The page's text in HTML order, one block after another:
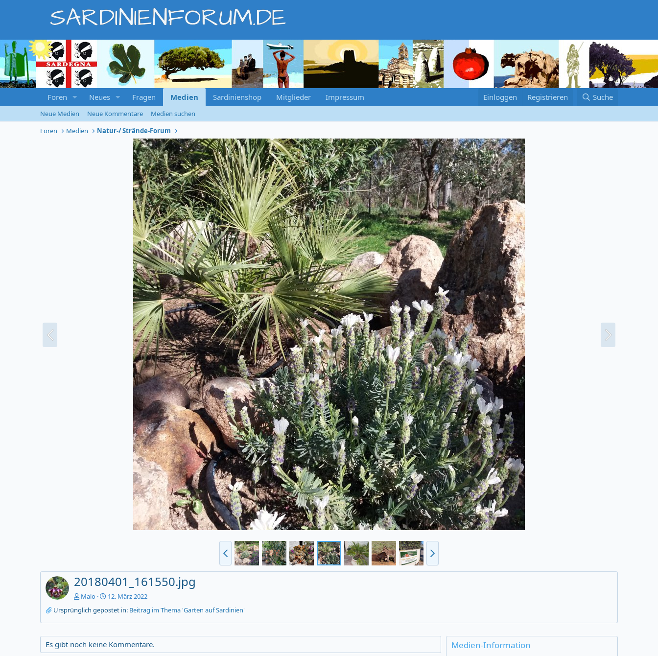
SARDINIENFORUM.DE
Foren Neues Fragen Medien Sardinienshop Mitglieder Impressum Einloggen Registrieren Suche
Neue Medien Neue Kommentare
Medien suchen
Foren
Medien Natur-/ Strände-Forum
20180401_161550.jpg
Malo
12. März 2022
Ursprünglich gepostet in: Beitrag im Thema 'Garten auf Sardinien'
Es gibt noch keine Kommentare. Medien-Information